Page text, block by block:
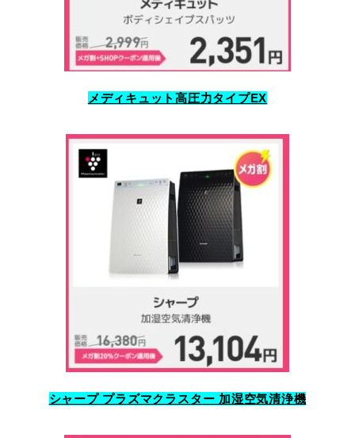
メディキュット高圧力タイプEX
シャープ プラズマクラスター 加湿空気清浄機